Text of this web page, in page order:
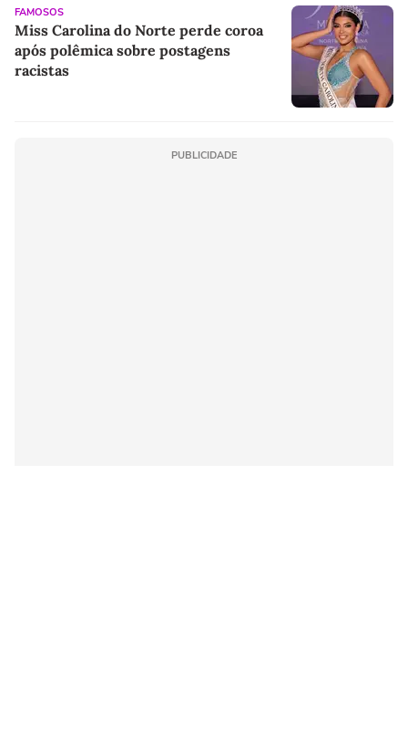
FAMOSOS
Miss Carolina do Norte perde coroa
após polêmica sobre postagens
racistas
PUBLICIDADE